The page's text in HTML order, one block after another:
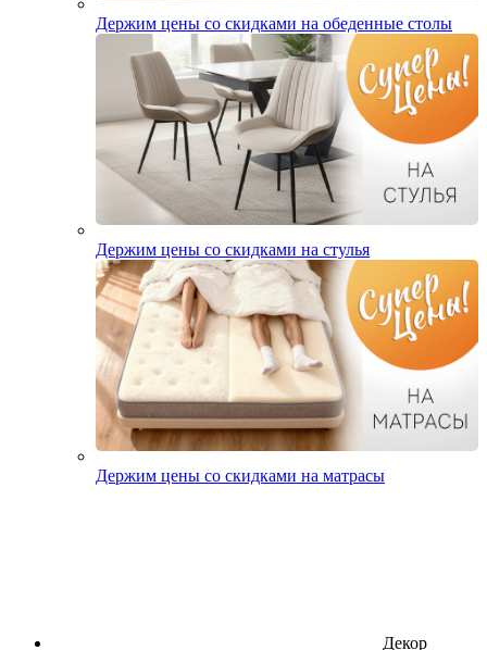
Держим цены со скидками на обеденные столы
Держим цены со скидками на стулья
Держим цены со скидками на матрасы
Декор